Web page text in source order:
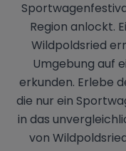
Region anlockt.
Wildpoldsried
Umgebung auf
erkunden. Erlebe
die nur ein
in das
von